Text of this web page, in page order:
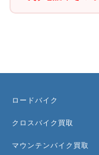
ロードバイク
クロスバイク買取
マウンテンバイク買取